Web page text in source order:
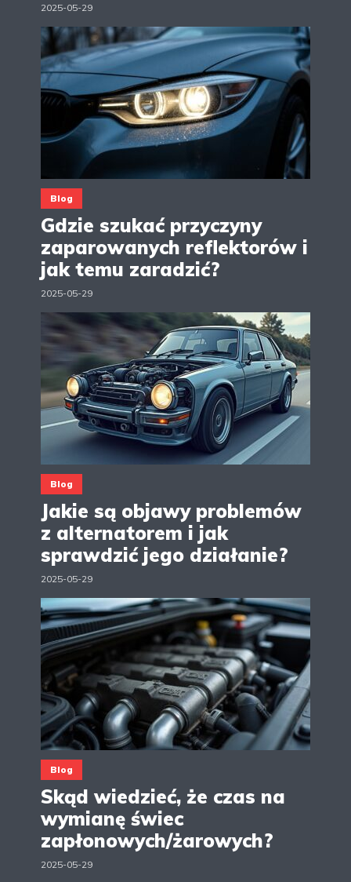
2025-05-29
Blog
Gdzie szukać przyczyny
zaparowanych reflektorów i
jak temu zaradzić?
2025-05-29
Blog
Jakie są objawy problemów
z alternatorem i jak
sprawdzić jego działanie?
2025-05-29
Blog
Skąd wiedzieć, że czas na
wymianę świec
zapłonowych/żarowych?
2025-05-29